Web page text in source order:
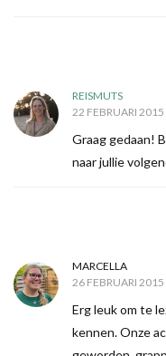
REISMUTS
22 FEBRUARI
Graag gedaan!
naar jullie
MARCELLA
26 FEBRUARI
Erg leuk om te
kennen. Onze